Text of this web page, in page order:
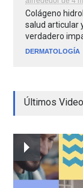
Colágeno
salud articular
verdadero
DERMATOLOGÍA
Últimos